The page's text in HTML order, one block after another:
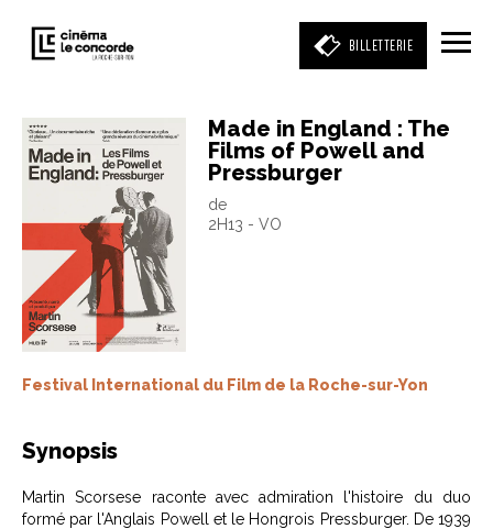
BILLETTERIE
Entrez votre mot clé
(film, réalisateur, acteur, événement)
Made in England : The
Films of Powell and
Pressburger
de
2H13 - VO
Festival International du Film de la Roche-sur-Yon
Synopsis
Martin Scorsese raconte avec admiration l'histoire du duo
formé par l'Anglais Powell et le Hongrois Pressburger. De 1939